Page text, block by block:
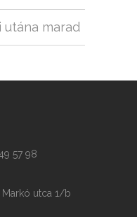
utána marad
57 98
Markó utca 1/b